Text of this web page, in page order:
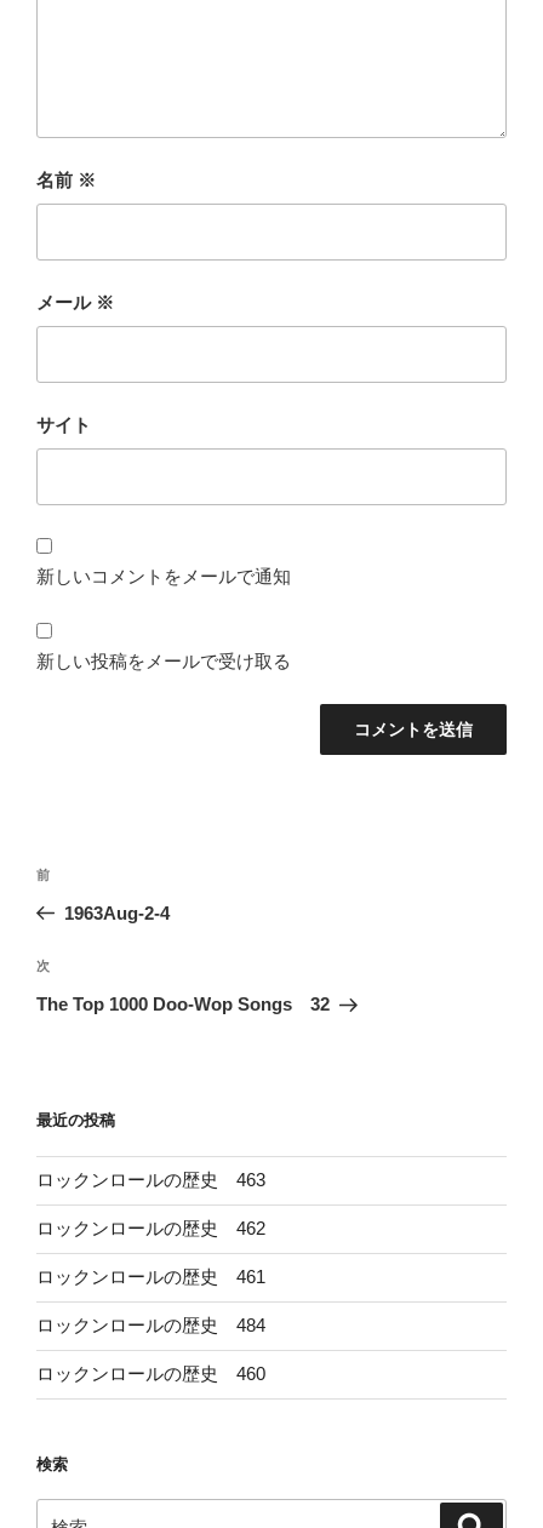
名前 ※
メール ※
サイト
新しいコメントをメールで通知
新しい投稿をメールで受け取る
投
ビ
ゲ
ン
前
の
稿
前
1963Aug-2-4
次
の
次
The Top 1000 Doo-Wop Songs 32
最近の投稿
ロックンロールの歴史 463
ロックンロールの歴史 462
ロックンロールの歴史 461
ロックンロールの歴史 484
ロックンロールの歴史 460
検索